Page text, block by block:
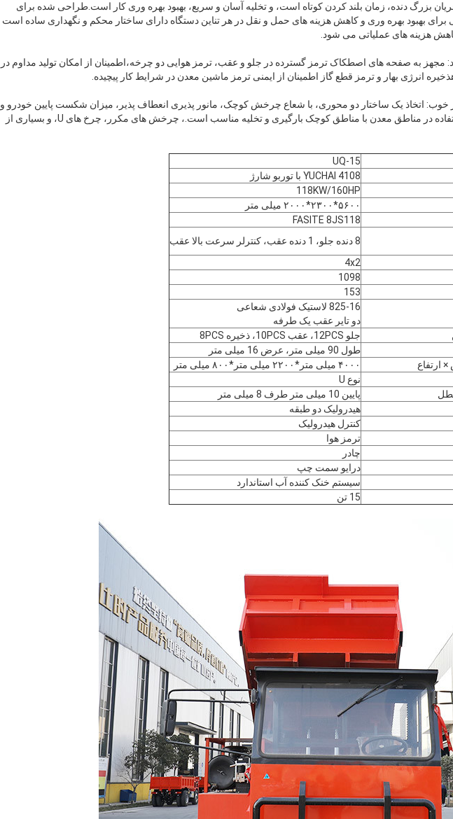
بزرگ دنده، زمان بلند کردن کوتاه است، و تخلیه آسان و سریع، بهبود بهره وری کار است.طراحی شده برای
برای بهبود بهره وری و کاهش هزینه های حمل و نقل در هر تناین دستگاه دارای ساختار محکم و نگهداری ساده است
هزینه های عملیاتی می شود.
مجهز به صفحه های اصطکاک ترمز گسترده در جلو و عقب، ترمز هوایی دو چرخه،اطمینان از امکان تولید مداوم در
انرژی بهار و ترمز قطع گاز اطمینان از ایمنی ترمز ماشین معدن در شرایط کار پیچیده.
خوب: اتخاذ یک ساختار دو محوری، با شعاع چرخش کوچک، مانور پذیری انعطاف پذیر، میزان شکست پایین خودرو و
میزان حضور بالا،برای استفاده در مناطق معدن با مناطق کوچک بارگیری و تخلیه مناسب است.، چرخش های مکرر، چرخ های U، و بسیاری از
UQ-15
YUCHAI 4108 با توربو شارژ
118KW/160HP
۵۶۰۰*۲۳۰۰*۲۰۰۰ میلی متر
FASITE 8JS118
8 دنده جلو، 1 دنده عقب، کنترلر سرعت بالا عقب
4x2
1098
153
825-16 لاستیک فولادی شعاعی
دو تایر عقب یک طرفه
جلو 12PCS، عقب 10PCS، ذخیره 8PCS
طول 90 میلی متر، عرض 16 میلی متر
ارتفاع
۴۰۰۰ میلی متر*۲۲۰۰ میلی متر*۸۰۰ میلی متر
نوع U
پایین 10 میلی متر طرف 8 میلی متر
هيدروليک دو طبقه
کنترل هیدرولیک
ترمز هوا
چادر
درایو سمت چپ
سیستم خنک کننده آب استاندارد
15 تن